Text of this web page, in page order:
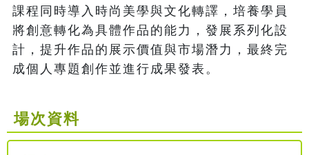
課程同時導入時尚美學與文化轉譯，培養學員
將創意轉化為具體作品的能力，發展系列化設
計，提升作品的展示價值與市場潛力，最終完
成個人專題創作並進行成果發表。
場次資料